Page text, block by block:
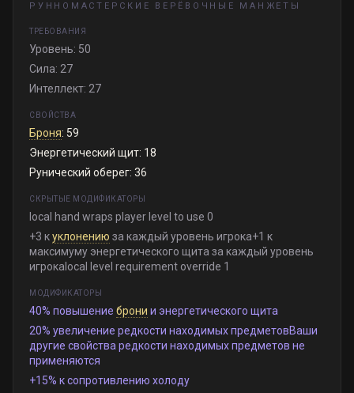
РУННОМАСТЕРСКИЕ ВЕРЁВОЧНЫЕ МАНЖЕТЫ
ТРЕБОВАНИЯ
Уровень: 50
Сила: 27
Интеллект: 27
СВОЙСТВА
Броня: 59
Энергетический щит: 18
Рунический оберег: 36
СКРЫТЫЕ МОДИФИКАТОРЫ
local hand wraps player level to use 0
+3 куклонению за каждый уровень игрока+1 к
максимуму энергетического щита за каждый уровень
игрокаlocal level requirement override 1
МОДИФИКАТОРЫ
40% повышение брони и энергетического щита
20% увеличение редкости находимых предметовВаши
другие свойства редкости находимых предметов не
применяются
+15% к сопротивлению холоду